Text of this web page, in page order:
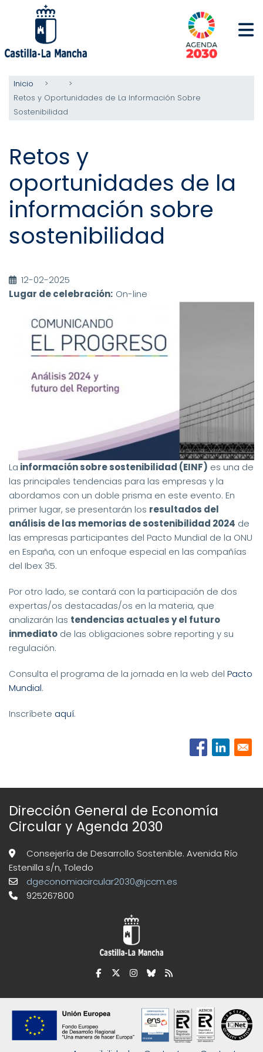
contenido
principal
Inicio
Retos y Oportunidades de La Información Sobre
Sostenibilidad
Retos y
oportunidades de la
información sobre
sostenibilidad
12-02-2025
Lugar de celebración: On-line
La información sobre sostenibilidad (EINF) es una de
las principales tendencias para las empresas y la
abordamos con un doble prisma en este evento. En
primer lugar, se presentarán los resultados del
análisis de las memorias de sostenibilidad 2024 de
las empresas participantes del Pacto Mundial de la ONU
en España, con un enfoque especial en las compañías
del Ibex 35.
Por otro lado, se contará con la participación de dos
expertas/os destacadas/os en la materia, que
analizarán las tendencias actuales y el futuro
inmediato de las obligaciones sobre reporting y su
regulación.
Consulta el programa de la jornada en la web del Pacto
Mundial.
Inscríbete aquí.
Dirección General de Economía
Circular y Agenda 2030
Consejería de Desarrollo Sostenible. Avenida Río
Estenilla s/n, Toledo
dgeconomiacircular2030@jccm.es
925267800